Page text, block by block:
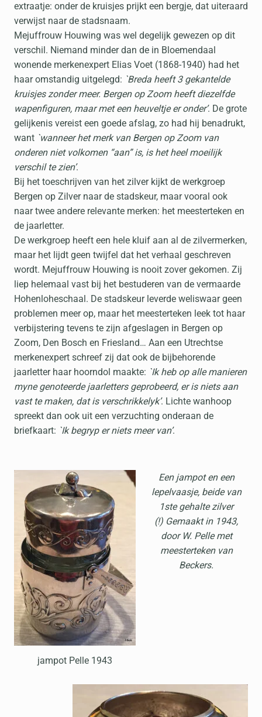
extraatje: onder de kruisjes prijkt een bergje, dat uiteraard
verwijst naar de stadsnaam.
Mejuffrouw Houwing was wel degelijk gewezen op dit
verschil. Niemand minder dan de in Bloemendaal
wonende merkenexpert Elias Voet (1868-1940) had het
haar omstandig uitgelegd: `Breda heeft 3 gekantelde
kruisjes zonder meer. Bergen op Zoom heeft diezelfde
wapenfiguren, maar met een heuveltje er onder’. De grote
gelijkenis vereist een goede afslag, zo had hij benadrukt,
want `wanneer het merk van Bergen op Zoom van
onderen niet volkomen “aan” is, is het heel moeilijk
verschil te zien’.
Bij het toeschrijven van het zilver kijkt de werkgroep
Bergen op Zilver naar de stadskeur, maar vooral ook
naar twee andere relevante merken: het meesterteken en
de jaarletter.
De werkgroep heeft een hele kluif aan al de zilvermerken,
maar het lijdt geen twijfel dat het verhaal geschreven
wordt. Mejuffrouw Houwing is nooit zover gekomen. Zij
liep helemaal vast bij het bestuderen van de vermaarde
Hohenloheschaal. De stadskeur leverde weliswaar geen
problemen meer op, maar het meesterteken leek tot haar
verbijstering tevens te zijn afgeslagen in Bergen op
Zoom, Den Bosch en Friesland… Aan een Utrechtse
merkenexpert schreef zij dat ook de bijbehorende
jaarletter haar hoorndol maakte: `Ik heb op alle manieren
myne genoteerde jaarletters geprobeerd, er is niets aan
vast te maken, dat is verschrikkelyk’. Lichte wanhoop
spreekt dan ook uit een verzuchting onderaan de
briefkaart: `Ik begryp er niets meer van’.
jampot Pelle 1943
Een jampot en een
lepelvaasje, beide van
1ste gehalte zilver
(!) Gemaakt in 1943,
door W. Pelle met
meesterteken van
Beckers.